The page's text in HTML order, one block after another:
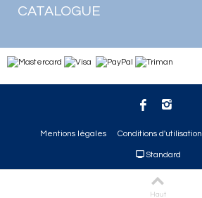
CATALOGUE
Mentions légales Conditions d'utilisation
Standard
Haut